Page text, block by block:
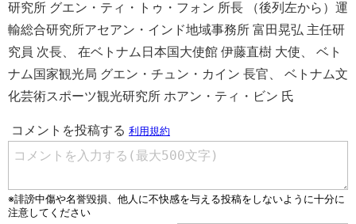
研究所 グエン・ティ・トゥ・フォン 所長 （後列左から）運
輸総合研究所アセアン・インド地域事務所 富田晃弘 主任研
究員 次長、 在ベトナム日本国大使館 伊藤直樹 大使、 ベト
ナム国家観光局 グエン・チュン・カイン 長官、 ベトナム文
化芸術スポーツ観光研究所 ホアン・ティ・ビン 氏